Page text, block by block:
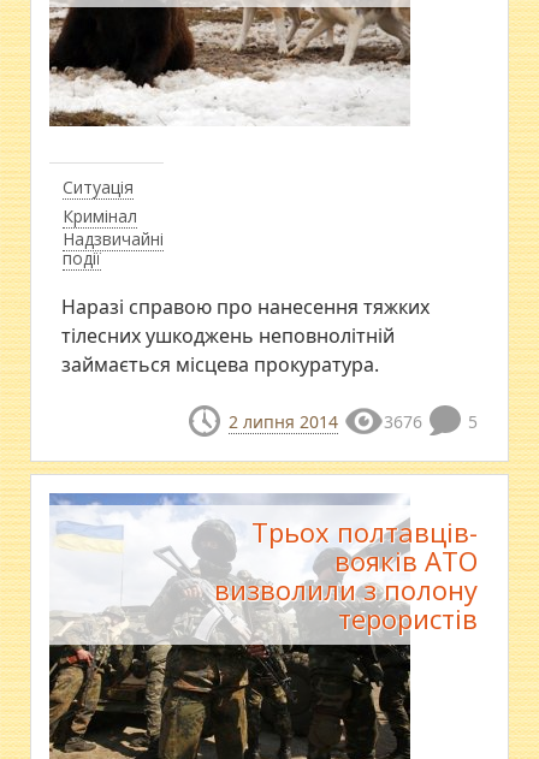
Ситуація
Кримінал
Надзвичайні
події
Наразі справою про нанесення тяжких
тілесних ушкоджень неповнолітній
займається місцева прокуратура.
2 липня 2014 3676 5
Трьох полтавців-
вояків АТО
визволили з полону
терористів